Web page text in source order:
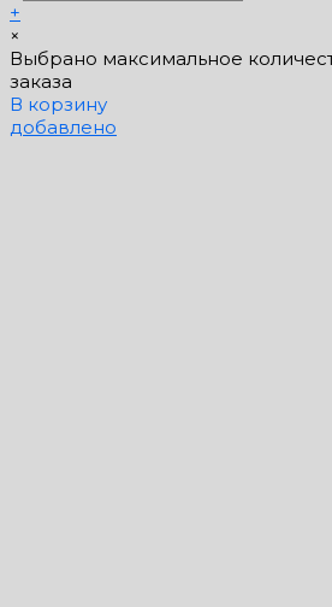
+
×
Выбрано максимальное
заказа
В корзину
добавлено